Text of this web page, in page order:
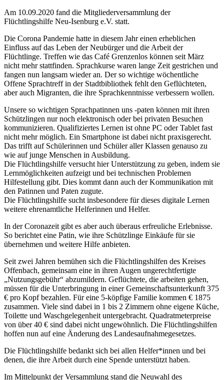
Am 10.09.2020 fand die Mitgliederversammlung der
Flüchtlingshilfe Neu-Isenburg e.V. statt.
Die Corona Pandemie hatte in diesem Jahr einen erheblichen
Einfluss auf das Leben der Neubürger und die Arbeit der
Flüchtlinge. Treffen wie das Café Grenzenlos können seit März
nicht mehr stattfinden. Sprachkurse waren lange Zeit gestrichen und
fangen nun langsam wieder an. Der so wichtige wöchentliche
Offene Sprachtreff in der Stadtbibliothek fehlt den Geflüchteten,
aber auch Migranten, die ihre Sprachkenntnisse verbessern wollen.
Unsere so wichtigen Sprachpatinnen uns -paten können mit ihren
Schützlingen nur noch elektronisch oder bei privaten Besuchen
kommunizieren. Qualifiziertes Lernen ist ohne PC oder Tablet fast
nicht mehr möglich. Ein Smartphone ist dabei nicht praxisgerecht.
Das trifft auf Schülerinnen und Schüler aller Klassen genauso zu
wie auf junge Menschen in Ausbildung.
Die Flüchtlingshilfe versucht hier Unterstützung zu geben, indem sie
Lernmöglichkeiten aufzeigt und bei technischen Problemen
Hilfestellung gibt. Dies kommt dann auch der Kommunikation mit
den Patinnen und Paten zugute.
Die Flüchtlingshilfe sucht insbesondere für dieses digitale Lernen
weitere ehrenamtliche Helferinnen und Helfer.
In der Coronazeit gibt es aber auch überaus erfreuliche Erlebnisse.
So berichtet eine Patin, wie ihre Schützlinge Einkäufe für sie
übernehmen und weitere Hilfe anbieten.
Seit zwei Jahren bemühen sich die Flüchtlingshilfen des Kreises
Offenbach, gemeinsam eine in ihren Augen ungerechtfertigte
„Nutzungsgebühr“ abzumildern. Geflüchtete, die arbeiten gehen,
müssen für die Unterbringung in einer Gemeinschaftsunterkunft 375
€ pro Kopf bezahlen. Für eine 5-köpfige Familie kommen € 1875
zusammen. Viele sind dabei in 1 bis 2 Zimmern ohne eigene Küche,
Toilette und Waschgelegenheit untergebracht. Quadratmeterpreise
von über 40 € sind dabei nicht ungewöhnlich. Die Flüchtlingshilfen
hoffen nun auf eine Änderung des Landesaufnahmegesetzes.
Die Flüchtlingshilfe bedankt sich bei allen Helfer*innen und bei
denen, die ihre Arbeit durch eine Spende unterstützt haben.
Im Mittelpunkt der Versammlung stand die Neuwahl des